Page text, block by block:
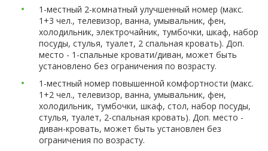
1-местный 2-комнатный улучшенный номер (макс.
1+3 чел., телевизор, ванна, умывальник, фен,
холодильник, электрочайник, тумбочки, шкаф, набор
посуды, стулья, туалет, 2 спальная кровать). Доп.
место - 1-спальные кровати/диван, может быть
установлено без ограничения по возрасту.
1-местный номер повышенной комфортности (макс.
1+2 чел., телевизор, ванна, умывальник, фен,
холодильник, тумбочки, шкаф, стол, набор посуды,
стулья, туалет, 2-спальная кровать). Доп. место -
диван-кровать, может быть установлен без
ограничения по возрасту.